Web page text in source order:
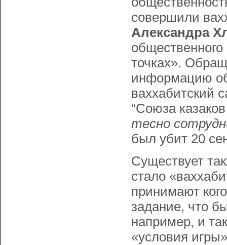
совершили
Александра
точках».
информацию об
ваххабитский
“Союза
тесно
был убит 20
Существует
стало
принимают
задание, что
например, и
«условия